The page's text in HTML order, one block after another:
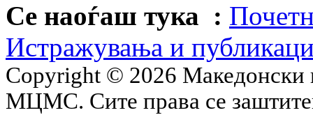
Се наоѓаш тука :
Истражувања и
Copyright © 2026 Македонски
МЦМС. Сите права се